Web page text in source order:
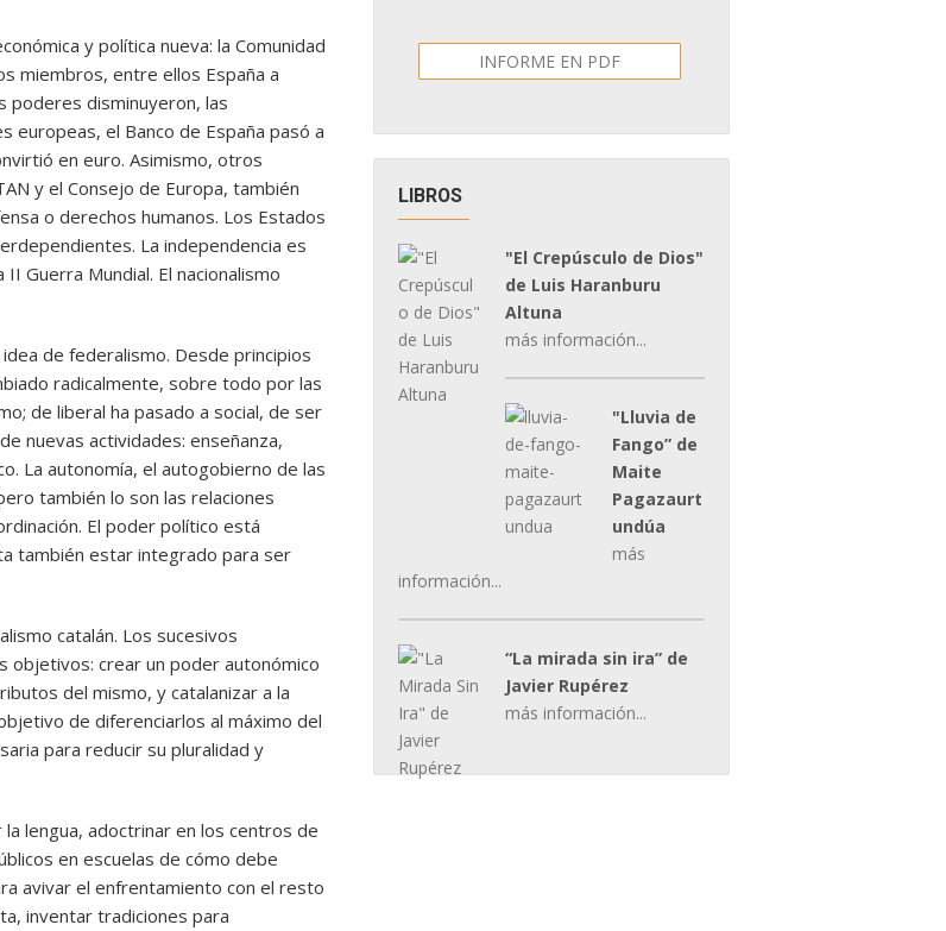
y política nueva: la Comunidad
miembros, entre ellos España a
disminuyeron, las
europeas, el Banco de España pasó a
en euro. Asimismo, otros
y el Consejo de Europa, también
o derechos humanos. Los Estados
La independencia es
Guerra Mundial. El nacionalismo
de federalismo. Desde principios
radicalmente, sobre todo por las
de liberal ha pasado a social, de ser
nuevas actividades: enseñanza,
La autonomía, el autogobierno de las
también lo son las relaciones
El poder político está
también estar integrado para ser
catalán. Los sucesivos
objetivos: crear un poder autonómico
del mismo, y catalanizar a la
de diferenciarlos al máximo del
para reducir su pluralidad y
lengua, adoctrinar en los centros de
en escuelas de cómo debe
avivar el enfrentamiento con el resto
inventar tradiciones para
INFORME EN PDF
LIBROS
"El Crepúsculo de Dios"
de Luis Haranburu
Altuna
más información...
"Lluvia de
Fango” de
Maite
Pagazaurt
undúa
más
información...
“La mirada sin ira” de
Javier Rupérez
más información...